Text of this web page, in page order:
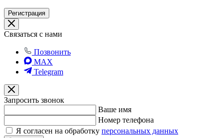
Регистрация
Связаться с нами
Позвонить
MAX
Telegram
Запросить звонок
Ваше имя
Номер телефона
Я согласен на обработку персональных данных